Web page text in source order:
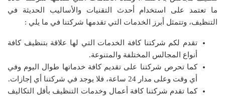
ما تعتمد على استخدام أحدث التقنيات والأساليب الحديثة في
التنظيف، وتتمثل أبرز الخدمات التي تقدمها شركتنا في ما يلي :
تقدم لكم شركتنا كافة الخدمات التي لها علاقة بتنظيف كافة
أنواع المجالس المختلفة والمتنوعة.
كما تحرص شركتنا على تقديم كافة خدماتها طوال اليوم وفي
أي وقت وعلى مدار 24 ساعة، فلا يوجد في شركتنا أي إجازات.
كما تقدم شركتنا كافة أعمال وخدمات التنظيف بأقل التكاليف